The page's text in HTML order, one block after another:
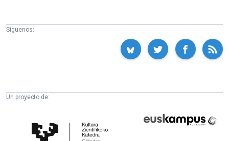
Síguenos:
Un proyecto de:
Cultura
Fundazioa